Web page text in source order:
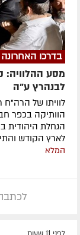
בדרכו האחרונה
מסע
לבנהרץ ע"ה
לוויתו של
הוותיקה בכפר
הגחלת היהודית
לארץ הקודש
המלא